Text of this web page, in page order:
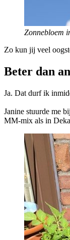
Zonnebloem
Zo kun jij veel
Beter dan
Ja. Dat durf ik
Janine stuurde me
MM-mix als in